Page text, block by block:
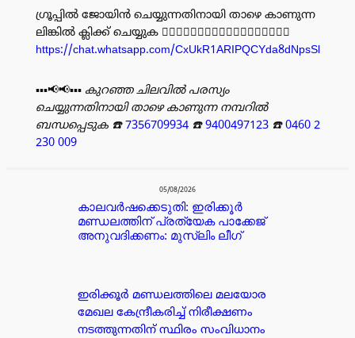
ഗ്രൂപ്പിൽ ജോയിൻ ചെയ്യുന്നതിനായി താഴെ കാണുന്ന
ലിങ്കിൽ ക്ലിക്ക് ചെയ്യുക 👇🏻👇🏻👇🏻👇🏻👇🏻👇🏻👇🏻👇🏻👇🏻
https://chat.whatsapp.com/CxUkR1ARIPQCYda8dNpsSl
▪️▪️▪️📢📢▪️▪️▪️ കുറഞ്ഞ ചിലവിൽ പരസ്യം
ചെയ്യുന്നതിനായി താഴെ കാണുന്ന നമ്പറിൽ
ബന്ധപ്പെടുക ☎️7356709934 ☎️9400497123 ☎️0460 2
230 009
05/08/2026
കാലവർഷക്കെടുതി: ഇരിക്കൂർ
മണ്ഡലത്തിന് പ്രത്യേക പാക്കേജ്
അനുവദിക്കണം: മുസ്ലിം ലീഗ്
ഇരിക്കൂർ മണ്ഡലത്തിലെ മലയോര
മേഖല കേന്ദ്രീകരിച്ച് നിരീക്ഷണം
നടത്തുന്നതിന് സ്ഥിരം സംവിധാനം